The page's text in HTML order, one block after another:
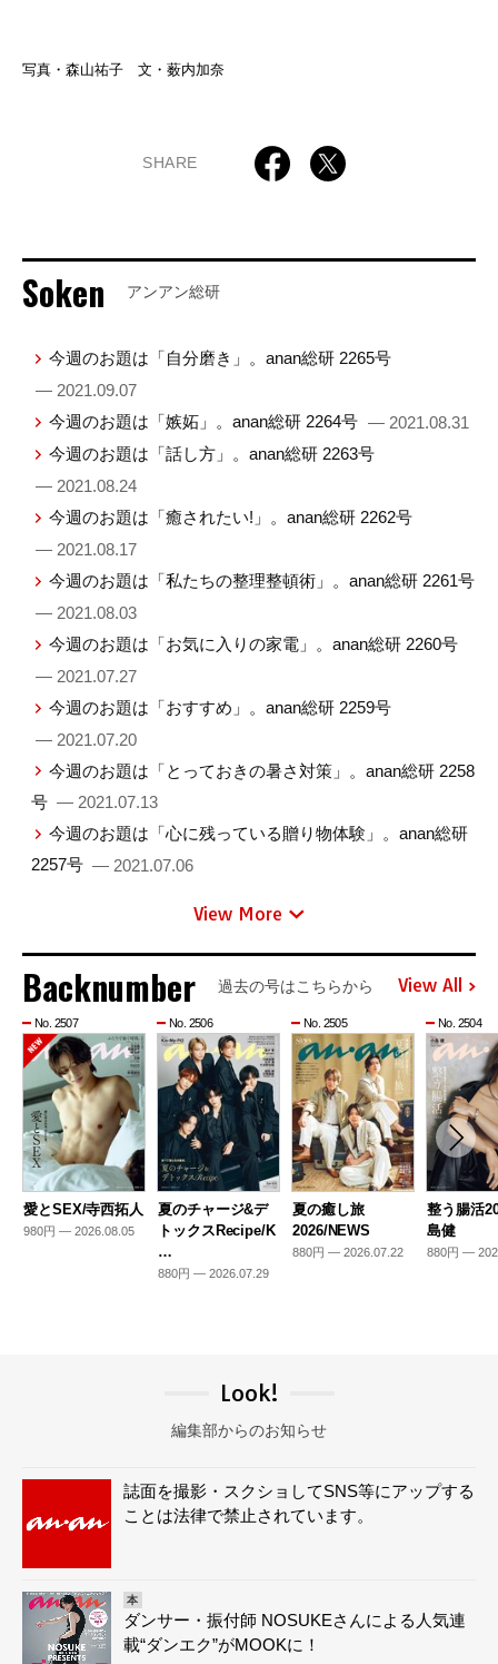
写真・森山祐子 文・薮内加奈
SHARE
Soken アンアン総研
今週のお題は「自分磨き」。anan総研 2265号
— 2021.09.07
今週のお題は「嫉妬」。anan総研 2264号 — 2021.08.31
今週のお題は「話し方」。anan総研 2263号
— 2021.08.24
今週のお題は「癒されたい!」。anan総研 2262号
— 2021.08.17
今週のお題は「私たちの整理整頓術」。anan総研 2261号
— 2021.08.03
今週のお題は「お気に入りの家電」。anan総研 2260号
— 2021.07.27
今週のお題は「おすすめ」。anan総研 2259号
— 2021.07.20
今週のお題は「とっておきの暑さ対策」。anan総研 2258
号 — 2021.07.13
今週のお題は「心に残っている贈り物体験」。anan総研
2257号 — 2021.07.06
View More
Backnumber 過去の号はこちらから View All
No. 2507
愛とSEX/寺西拓人
980円 — 2026.08.05
No. 2506
夏のチャージ&デ
トックスRecipe/K
…
880円 — 2026.07.29
No. 2505
夏の癒し旅
2026/NEWS
880円 — 2026.07.22
No. 2504
整う腸活
島健
880円 —
Look!
編集部からのお知らせ
誌面を撮影・スクショしてSNS等にアップする
ことは法律で禁止されています。
本
ダンサー・振付師 NOSUKEさんによる人気連
載“ダンエク”がMOOKに！